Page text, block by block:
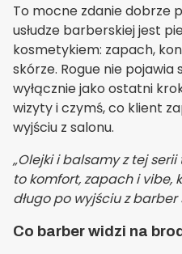
To mocne zdanie dobrze
usłudze barberskiej jest
kosmetykiem: zapach,
skórze. Rogue nie
wyłącznie jako ostatni
wizyty i czymś, co klient
wyjściu z salonu.
„Olejki i balsamy z tej
to komfort, zapach i vibe,
długo po wyjściu z barber
Co barber widzi na